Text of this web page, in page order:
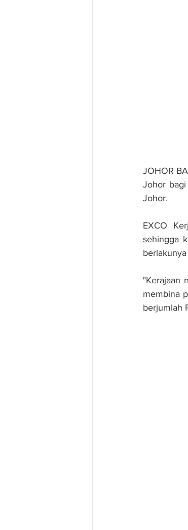
JOHOR
Johor
Johor.
EXCO
sehingga
"Kerajaan
membina
berjumlah